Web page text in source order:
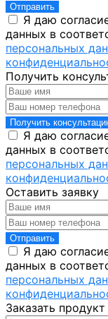
Отправить
Я даю
данных в
персональных
Получить
Получить
Я даю
данных в
персональных
Оставить заявку
Отправить
Я даю
данных в
персональных
Заказать продукт